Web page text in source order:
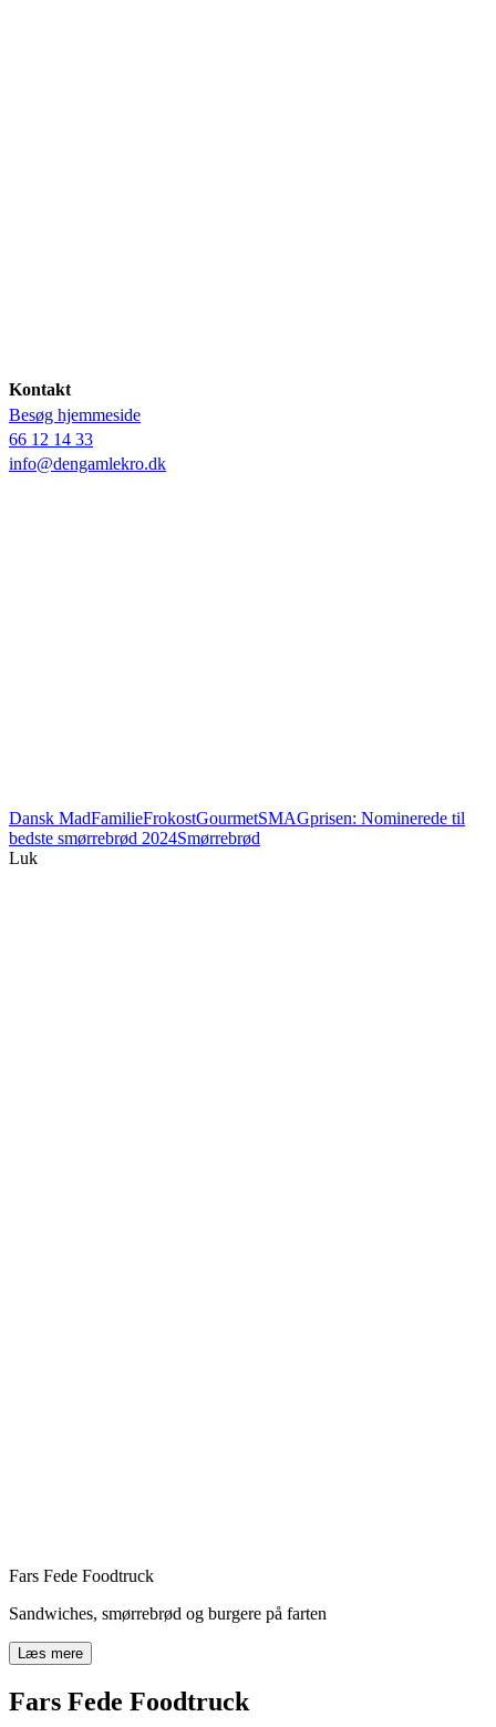
Kontakt
Besøg hjemmeside
66 12 14 33
info@dengamlekro.dk
Dansk MadFamilieFrokostGourmetSMAGprisen: Nominerede til
bedste smørrebrød 2024Smørrebrød
Luk
Fars Fede Foodtruck
Sandwiches, smørrebrød og burgere på farten
Læs mere
Fars Fede Foodtruck